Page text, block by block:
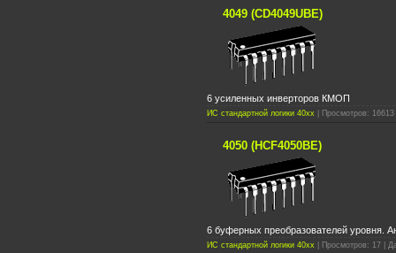
4049 (CD4049UBE)
6 усиленных инверторов КМОП
ИС стандартной логики 40xx | Просмотров:
4050 (HCF4050BE)
6 буферных преобразователей уровня.
ИС стандартной логики 40xx | Просмотров: 17 |